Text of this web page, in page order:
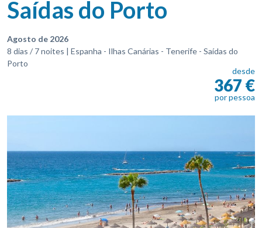
Saídas do Porto
Agosto de 2026
8 dias / 7 noites | Espanha - Ilhas Canárias - Tenerife - Saídas do
Porto
desde
367 €
por pessoa